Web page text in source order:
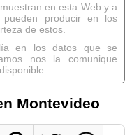
en esta Web y a
producir en los
de estos.
en los datos que se
nos la comunique
Montevideo